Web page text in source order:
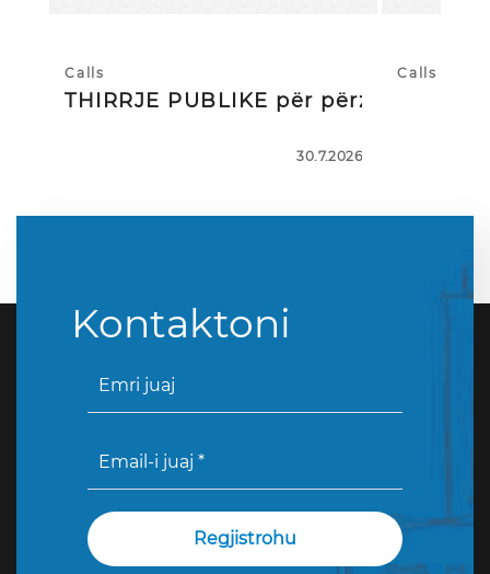
Calls
THIRRJE PUBLIKE për përzgjedhj
30.7.2026
Calls
Kontaktoni